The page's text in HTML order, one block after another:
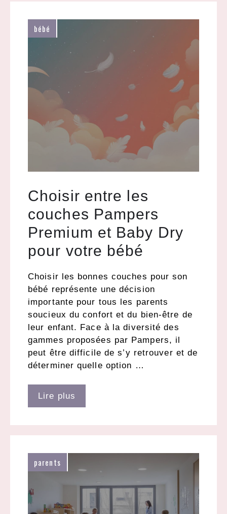
bébé
Choisir entre les
couches Pampers
Premium et Baby Dry
pour votre bébé
Choisir les bonnes couches pour son
bébé représente une décision
importante pour tous les parents
soucieux du confort et du bien-être de
leur enfant. Face à la diversité des
gammes proposées par Pampers, il
peut être difficile de s’y retrouver et de
déterminer quelle option …
Lire plus
parents